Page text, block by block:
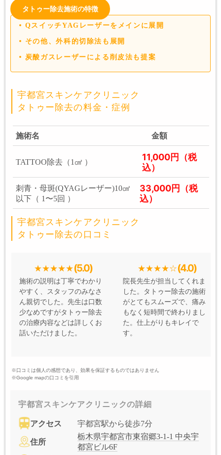
タトゥー除去施術の特徴
QスイッチYAGレーザーをメインに展開
その他、外科的切除法も展開
炭酸ガスレーザーによる削皮法も提案
宇都宮スキンケアクリニック
タトゥー除去の料金・症例
施術名 金額
TATTOO除去（1㎠ ）
11,000円（税
込）
刺青・母斑(QYAGレーザー)10㎠
以下（ 1〜5回 ）
33,000円（税
込）
宇都宮スキンケアクリニック
タトゥー除去の口コミ
(5.0)
施術の説明は丁寧でわかり
やすく、スタッフのみなさ
ん親切でした。先生は口数
少なめですがタトゥー除去
の治療内容などは詳しくお
話いただけました。
(4.0)
院長先生が担当してくれま
した。タトゥー除去の施術
がとてもスムーズで、痛み
もなく短時間で終わりまし
た。仕上がりもキレイで
す。
※口コミは個人の感想であり、効果を保証するものではありません
※Google mapの口コミを引用
宇都宮スキンケアクリニックの詳細
アクセス 宇都宮駅から徒歩7分
住所
栃木県宇都宮市東宿郷3-1-1 中央宇
都宮ビル6F